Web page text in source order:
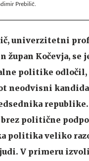
Prebilič.
univerzitetni
župan Kočevja, se
politike odločil,
neodvisni
republike.
politične
politika veliko
V primeru